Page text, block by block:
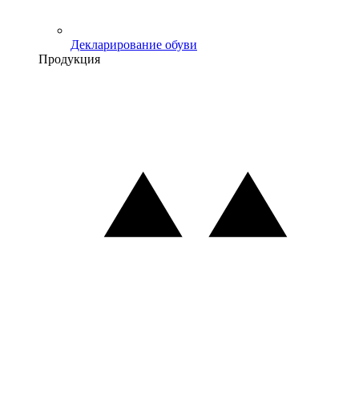
Декларирование обуви
Продукция